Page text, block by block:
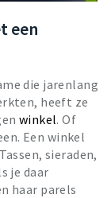
een
die jarenlang
heeft ze
winkel. Of
Een winkel
sieraden,
je daar
haar parels